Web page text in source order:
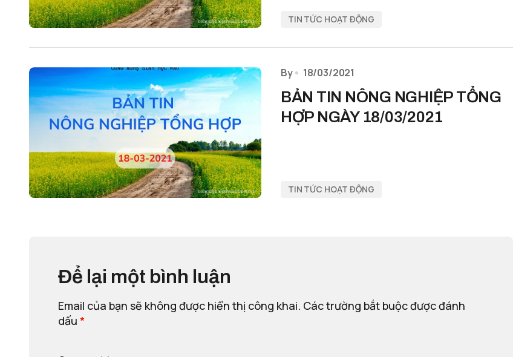
TIN TỨC HOẠT ĐỘNG
By 18/03/2021
BẢN TIN NÔNG NGHIỆP TỔNG
HỢP NGÀY 18/03/2021
TIN TỨC HOẠT ĐỘNG
Để lại một bình luận
Email của bạn sẽ không được hiển thị công khai. Các trường bắt buộc được đánh
dấu *